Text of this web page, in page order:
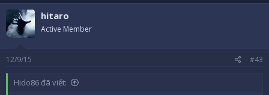
hitaro
Active Member
12/9/15 #43
Hido86 đã viết: